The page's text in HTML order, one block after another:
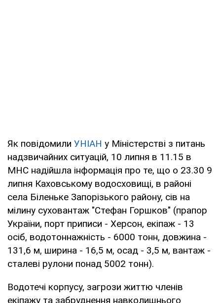
Як повідомили УНІАН у Міністерстві з питань
надзвичайних ситуацій, 10 липня в 11.15 в
МНС надійшла інформація про те, що о 23.30 9
липня Каховському водосховищі, в районі
села Біленьке Запорізького району, сів на
мілину суховантаж "Стефан Горшков" (прапор
України, порт приписи - Херсон, екіпаж - 13
осіб, водотоннажність - 6000 тонн, довжина -
131,6 м, ширина - 16,5 м, осад - 3,5 м, вантаж -
сталеві рулони понад 5002 тонн).
Водотечі корпусу, загрози життю членів
екіпажу та забруднення навколишнього